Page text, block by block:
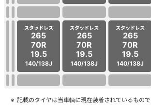
スタッドレス
265
70R
19.5
140/138J
スタッドレス
265
70R
19.5
140/138J
スタッドレス
265
70R
19.5
140/138J
記載のタイヤは当車輌に現在装着されているもの